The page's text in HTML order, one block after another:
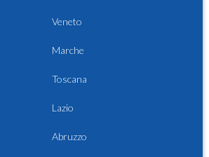
Veneto
Marche
Toscana
Lazio
Abruzzo